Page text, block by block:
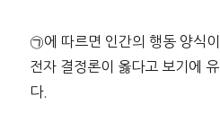
㉠에 따르면 인간의 행동 양식
전자 결정론이 옳다고 보기에
다.